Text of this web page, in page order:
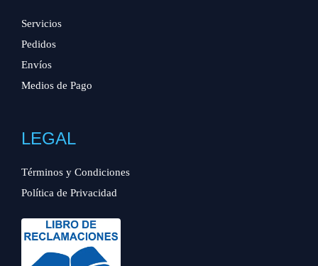
Servicios
Pedidos
Envíos
Medios de Pago
LEGAL
Términos y Condiciones
Política de Privacidad